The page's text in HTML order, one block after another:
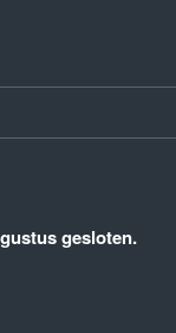
gesloten.